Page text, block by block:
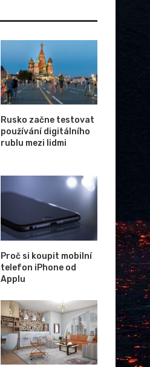
příčinou pokles cen
Rusko začne testovat
používání digitálního
rublu mezi lidmi
Proč si koupit mobilní
telefon iPhone od
Applu